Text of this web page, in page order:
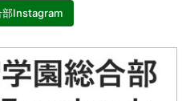
部Instagram